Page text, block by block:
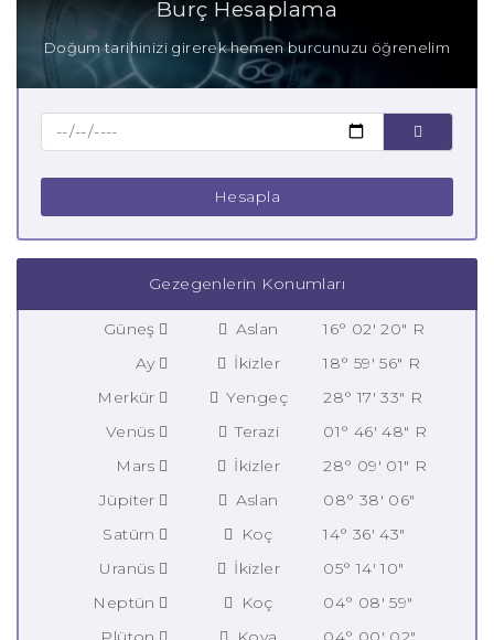
Burç Hesaplama
Doğum tarihinizi girerek hemen burcunuzu öğrenelim
Hesapla
Gezegenlerin Konumları
Güneş Aslan
16° 02' 20" R
Ay
İkizler
18° 59' 56" R
Merkür
Yengeç
28° 17' 33" R
Venüs
Terazi
01° 46' 48" R
Mars
İkizler
28° 09' 01" R
Jüpiter
Aslan
08° 38' 06"
Satürn
Koç
14° 36' 43"
Uranüs
İkizler
05° 14' 10"
Neptün
Koç
04° 08' 59"